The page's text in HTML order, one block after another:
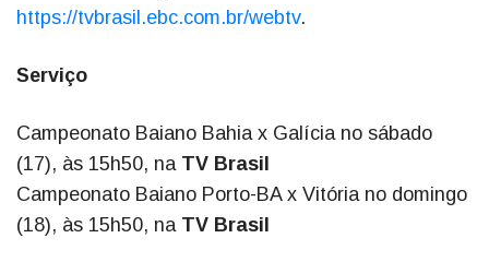
https://tvbrasil.ebc.com.br/webtv.
Serviço
Campeonato Baiano Bahia x Galícia no sábado
(17), às 15h50, na TV Brasil
Campeonato Baiano Porto-BA x Vitória no domingo
(18), às 15h50, na TV Brasil